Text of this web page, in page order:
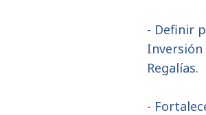
- Definir
Inversión
Regalías.
-